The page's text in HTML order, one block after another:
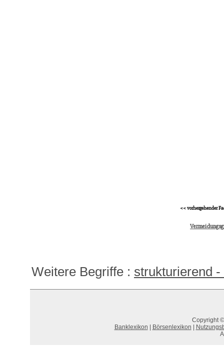
<< vorhergehender
Weitere Begriffe : strukturierend
Copyright
Banklexikon
Börsenlexikon